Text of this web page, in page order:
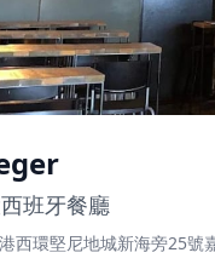
班牙餐廳
西環堅尼地城新海旁25號